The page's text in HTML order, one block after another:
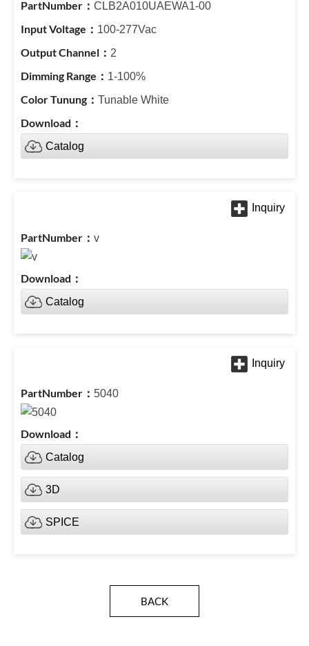
CLB2A010UAEWA1-00
100-277Vac
2
1-100%
Tunable White
Catalog
v
Catalog
5040
Catalog
3D
SPICE
BACK